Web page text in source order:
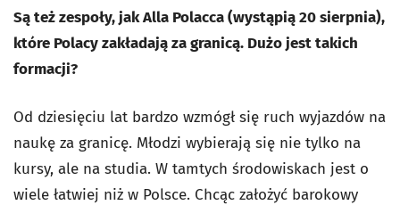
Są też zespoły, jak Alla Polacca (wystąpią 20 sierpnia),
które Polacy zakładają za granicą. Dużo jest takich
formacji?
Od dziesięciu lat bardzo wzmógł się ruch wyjazdów na
naukę za granicę. Młodzi wybierają się nie tylko na
kursy, ale na studia. W tamtych środowiskach jest o
wiele łatwiej niż w Polsce. Chcąc założyć barokowy